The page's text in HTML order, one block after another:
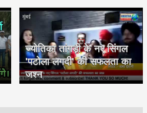
ज्योतिका तांगड़ी के नए सिंगल
'पटोला लगदी' की सफलता का
जश्न